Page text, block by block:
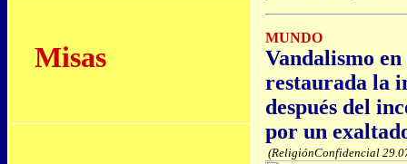
MUNDO
Vandalismo
restaurada la
después del
por un
(ReligiónConfidencial
Misas